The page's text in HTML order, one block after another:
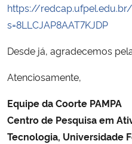
Ministério da Mulher, da Família e dos
Secretaria de Governo
Gabinete de Segurança Institucional
Advocacia-Geral da União
https://
s=8LLCJAP8AAT7KJDP
Desde já, agradecemos
Atenciosamente,
Equipe da Coorte PAMPA
Centro de Pesquisa em
Tecnologia, Universidade